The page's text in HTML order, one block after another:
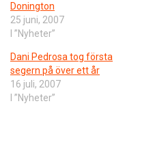
Donington
25 juni, 2007
I ”Nyheter”
Dani Pedrosa tog första
segern på över ett år
16 juli, 2007
I ”Nyheter”